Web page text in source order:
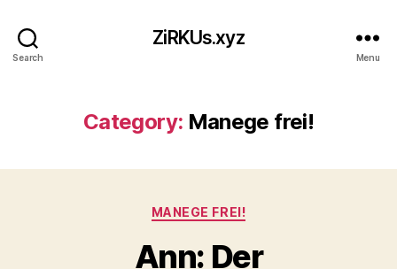
Search
ZiRKUs.xyz
Menu
Category: Manege frei!
Categories
MANEGE FREI!
Ann: Der